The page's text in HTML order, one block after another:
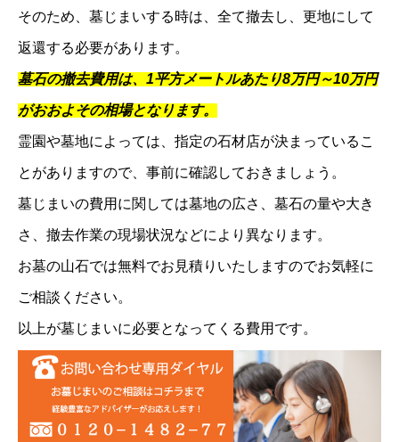
そのため、墓じまいする時は、全て撤去し、更地にして
返還する必要があります。
墓石の撤去費用は、1平方メートルあたり8万円～10万円
がおおよその相場となります。
霊園や墓地によっては、指定の石材店が決まっているこ
とがありますので、事前に確認しておきましょう。
墓じまいの費用に関しては墓地の広さ、墓石の量や大き
さ、撤去作業の現場状況などにより異なります。
お墓の山石では無料でお見積りいたしますのでお気軽に
ご相談ください。
以上が墓じまいに必要となってくる費用です。